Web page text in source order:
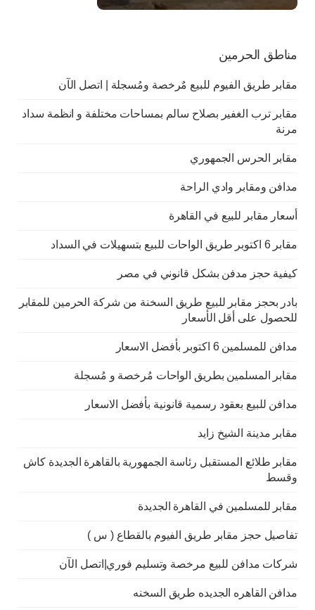
مناطق الحرمين
مقابر طريق الفيوم للبيع مٌرخصة ومُسجلة | اتصل الآن
مقابر ترب الغفير بصلاح سالم بمساحات مختلفة و انظمة سداد
مرنة
مقابر الحرس الجمهوري
مدافن ومقابر وادي الراحة
أسعار مقابر للبيع في القاهرة
مقابر 6 اكتوبر طريق الواحات للبيع بتسهيلات في السداد
كيفية حجز مدفن بشكل قانوني في مصر
بادر بحجز مقابر للبيع طريق السخنة من شركة الحرمين للمقابر
للحصول على أقل الأسعار
مدافن للمسلمين 6 اكتوبر بأفضل الاسعار
مقابر المسلمين بطريق الواحات مُرخصة و مُسجلة
مدافن للبيع بعقود رسمية قانونية بأفضل الاسعار
مقابر مدينة الشيخ زايد
مقابر طلائع المستقبل رئاسة الجمهورية بالقاهرة الجديدة كاش
وقسط
مقابر للمسلمين في القاهرة الجديدة
تفاصيل حجز مقابر طريق الفيوم بالقطاع ( س )
شركات مدافن للبيع مرخصة وتسليم فوري|اتصل الآن
مدافن القاهره الجديده طريق السخنه